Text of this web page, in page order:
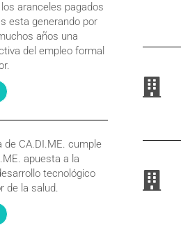
aranceles pagados
esta generando por
años una
del empleo formal
de CA.DI.ME. cumple
apuesta a la
tecnológico
de la salud.